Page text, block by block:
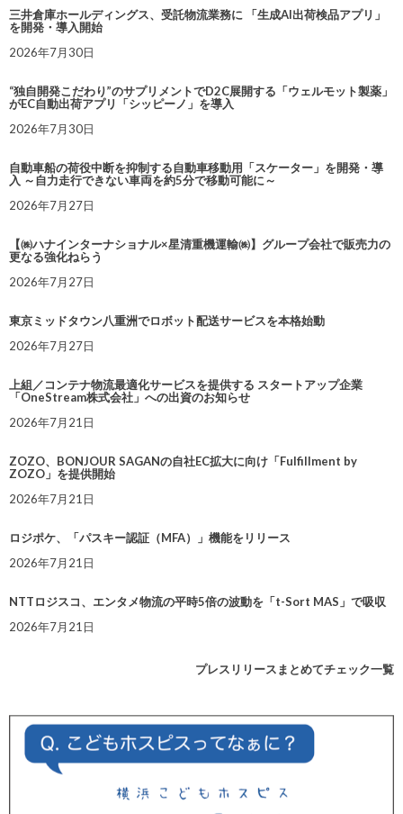
三井倉庫ホールディングス、受託物流業務に 「生成AI出荷検品アプリ」
を開発・導入開始
2026年7月30日
“独自開発こだわり”のサプリメントでD2C展開する「ウェルモット製薬」
がEC自動出荷アプリ「シッピーノ」を導入
2026年7月30日
自動車船の荷役中断を抑制する自動車移動用「スケーター」を開発・導
入 ～自力走行できない車両を約5分で移動可能に～
2026年7月27日
【㈱ハナインターナショナル×星清重機運輸㈱】グループ会社で販売力の
更なる強化ねらう
2026年7月27日
東京ミッドタウン八重洲でロボット配送サービスを本格始動
2026年7月27日
上組／コンテナ物流最適化サービスを提供する スタートアップ企業
「OneStream株式会社」への出資のお知らせ
2026年7月21日
ZOZO、BONJOUR SAGANの自社EC拡大に向け「Fulfillment by
ZOZO」を提供開始
2026年7月21日
ロジポケ、「パスキー認証（MFA）」機能をリリース
2026年7月21日
NTTロジスコ、エンタメ物流の平時5倍の波動を「t-Sort MAS」で吸収
2026年7月21日
プレスリリースまとめてチェック一覧